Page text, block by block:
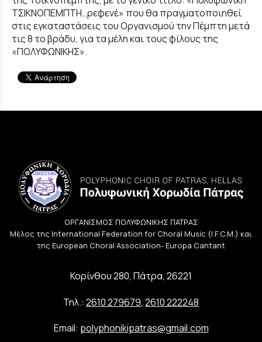
ΤΣΙΚΝΟΠΕΜΠΤΗ…ρεφενέ» που θα πραγματοποιηθεί
στις εγκαταστάσεις του Οργανισμού την Πέμπτη μετά
τις 8 το βράδυ, για τα μέλη και τους φίλους της
«ΠΟΛΥΦΩΝΙΚΗΣ».
ΟΡΓΑΝΙΣΜΟΣ ΠΟΛΥΦΩΝΙΚΗΣ ΠΑΤΡΑΣ
Μέλος της International Federation for Choral Music (I.F.C.M.) και
της European Choral Association- Europa Cantant
Κορίνθου 280, Πάτρα, 26221
Τηλ.: 2610 279679, 2610 222248
Email: polyphonikipatras@gmail.com